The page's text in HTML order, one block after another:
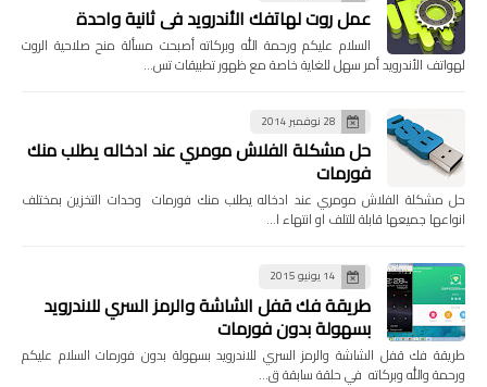
عمل روت لهاتفك الأندرويد في ثانية واحدة
السلام عليكم ورحمة الله وبركاته أصبحت مسألة منح صلاحية الروت
لهواتف الأندرويد أمر سهل للغاية خاصة مع ظهور تطبيقات تس…
28 نوفمبر 2014
حل مشكلة الفلاش مومري عند ادخاله يطلب منك
فورمات
حل مشكلة الفلاش مومري عند ادخاله يطلب منك فورمات وحدات التخزين بمختلف
انواعها جميعها قابلة للتلف او انتهاء ا…
14 يونيو 2015
طريقة فك قفل الشاشة والرمز السري للاندرويد
بسهولة بدون فورمات
طريقة فك قفل الشاشة والرمز السري للاندرويد بسهولة بدون فورمات السلام عليكم
ورحمة والله وبركاته في حلقة سابقة ق…